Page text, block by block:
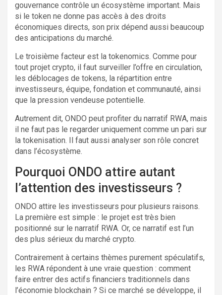
gouvernance contrôle un écosystème important. Mais
si le token ne donne pas accès à des droits
économiques directs, son prix dépend aussi beaucoup
des anticipations du marché.
Le troisième facteur est la tokenomics. Comme pour
tout projet crypto, il faut surveiller l’offre en circulation,
les déblocages de tokens, la répartition entre
investisseurs, équipe, fondation et communauté, ainsi
que la pression vendeuse potentielle.
Autrement dit, ONDO peut profiter du narratif RWA, mais
il ne faut pas le regarder uniquement comme un pari sur
la tokenisation. Il faut aussi analyser son rôle concret
dans l’écosystème.
Pourquoi ONDO attire autant
l’attention des investisseurs ?
ONDO attire les investisseurs pour plusieurs raisons.
La première est simple : le projet est très bien
positionné sur le narratif RWA. Or, ce narratif est l’un
des plus sérieux du marché crypto.
Contrairement à certains thèmes purement spéculatifs,
les RWA répondent à une vraie question : comment
faire entrer des actifs financiers traditionnels dans
l’économie blockchain ? Si ce marché se développe, il